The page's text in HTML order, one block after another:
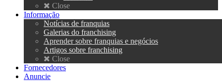
Close
Informação
Notícias de franquias
Galerias do franchising
Aprender sobre franquias e negócios
Artigos sobre franchising
Close
Fornecedores
Anuncie